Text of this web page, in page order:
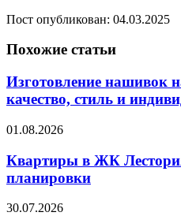
Пост опубликован: 04.03.2025
Похожие статьи
Изготовление нашивок
качество, стиль и
01.08.2026
Квартиры в ЖК
планировки
30.07.2026